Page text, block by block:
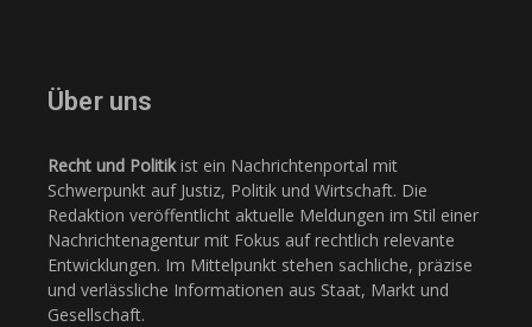
Über uns
Recht und Politikist ein Nachrichtenportal mit
Schwerpunkt auf Justiz, Politik und Wirtschaft. Die
Redaktion veröffentlicht aktuelle Meldungen im Stil einer
Nachrichtenagentur mit Fokus auf rechtlich relevante
Entwicklungen. Im Mittelpunkt stehen sachliche, präzise
und verlässliche Informationen aus Staat, Markt und
Gesellschaft.